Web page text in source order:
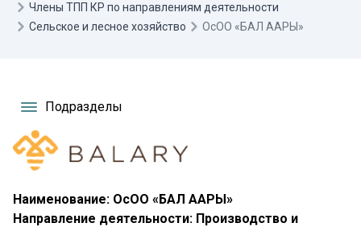
Члены ТПП КР по направлениям деятельности
Сельское и лесное хозяйство
ОсОО «БАЛ ААРЫ»
Подразделы
Наименование: ОсОО «БАЛ ААРЫ»
Направление деятельности: Производство и